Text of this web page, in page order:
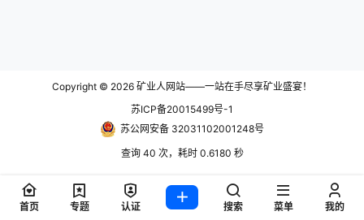
Copyright © 2026 矿业人网站——一站在手尽享矿业盛宴！
苏ICP备20015499号-1
苏公网安备 32031102001248号
查询 40 次，耗时 0.6180 秒
首页 专题 认证 搜索 菜单 我的